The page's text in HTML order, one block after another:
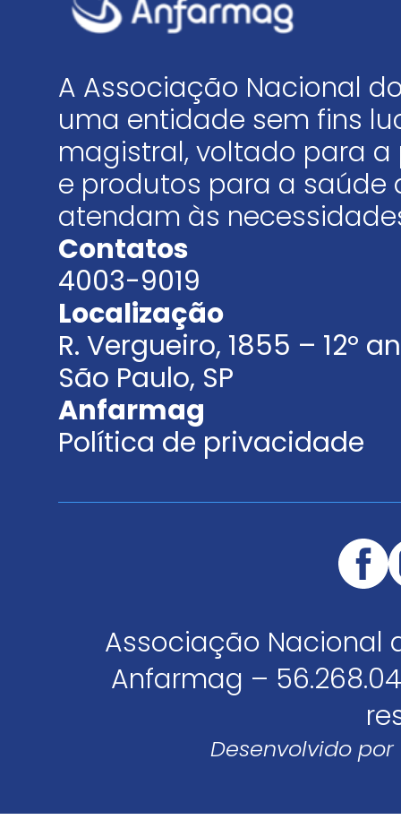
A Associação Nacional
uma entidade sem fins
magistral, voltado para
e produtos para a saúde
atendam às
Contatos
4003-9019
Localização
R. Vergueiro, 1855 – 12º
São Paulo, SP
Anfarmag
Política de privacidade
Associação Nacional
Anfarmag –
Desenvolvido por